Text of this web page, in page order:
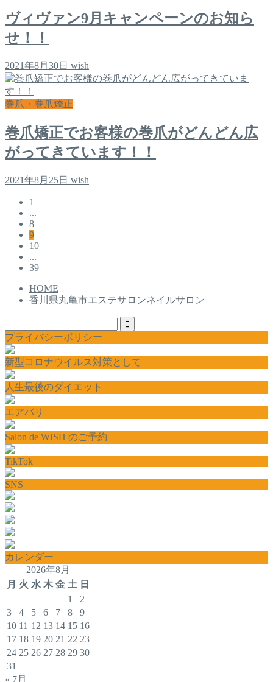
ヴィヴァン9月キャンペーンのお知ら
せ！！
2021年8月30日 wish
巻爪・巻爪矯正
巻爪矯正でお客様の巻爪がどんどん広
がってきています！！
2021年8月25日 wish
1
...
8
9
10
...
39
HOME
香川県丸亀市エステサロンネイルサロン
プライバシーポリシー
新型コロナウイルス対策として
人生最後のダイエット
エアバリ
Salon de WISH のご予約
TikTok
SNS
カレンダー
2026年8月
月 火 水 木 金 土 日
1
2
3
4 5 6 7 8
9
10 11 12 13 14 15 16
17 18 19 20 21 22 23
24 25 26 27 28 29 30
31
« 7月